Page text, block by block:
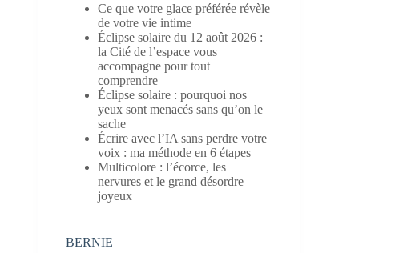
Ce que votre glace préférée révèle
de votre vie intime
Éclipse solaire du 12 août 2026 :
la Cité de l’espace vous
accompagne pour tout
comprendre
Éclipse solaire : pourquoi nos
yeux sont menacés sans qu’on le
sache
Écrire avec l’IA sans perdre votre
voix : ma méthode en 6 étapes
Multicolore : l’écorce, les
nervures et le grand désordre
joyeux
BERNIE